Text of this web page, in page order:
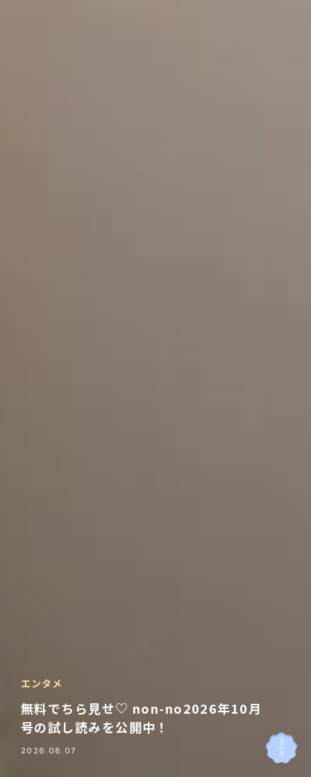
エンタメ
無料でちら見せ♡ non-no2026年10月
号の試し読みを公開中！
2026.08.07
3
5
愛タロット占い